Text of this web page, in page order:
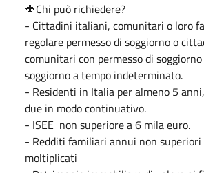
🔶️Chi può richiedere?
- Cittadini italiani, comunitari o loro
regolare permesso di soggiorno o
comunitari con permesso di
soggiorno a tempo indeterminato.
- Residenti in Italia per almeno 5
due in modo continuativo.
- ISEE non superiore a 6 mila euro.
- Redditi familiari annui non
moltiplicati